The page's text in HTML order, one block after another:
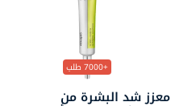
+7000 طلب
معزز شد البشرة من